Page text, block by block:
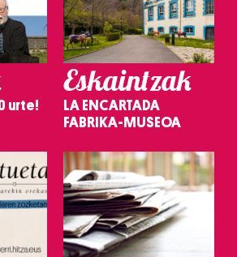
urte!
Eskaintzak
LA ENCARTADA
FABRIKA-MUSEOA